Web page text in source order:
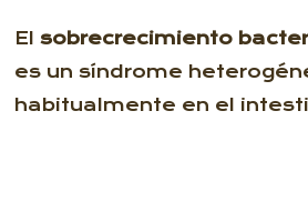
Elsobrecrecimiento
es un síndrome
habitualmente en el